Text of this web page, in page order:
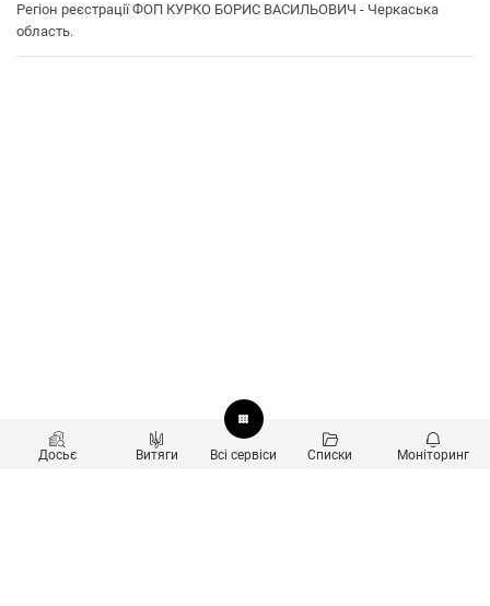
Регіон реєстрації ФОП КУРКО БОРИС ВАСИЛЬОВИЧ - Черкаська
область.
Досьє Витяги Всі сервіси Списки Моніторинг